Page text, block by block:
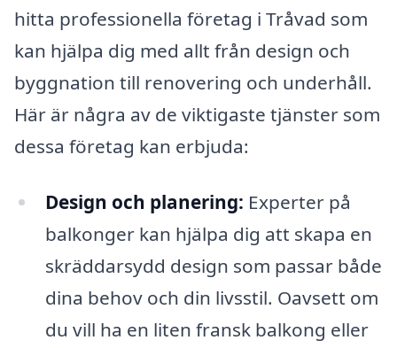
hitta professionella företag i Tråvad som
kan hjälpa dig med allt från design och
byggnation till renovering och underhåll.
Här är några av de viktigaste tjänster som
dessa företag kan erbjuda:
Design och planering: Experter på
balkonger kan hjälpa dig att skapa en
skräddarsydd design som passar både
dina behov och din livsstil. Oavsett om
du vill ha en liten fransk balkong eller